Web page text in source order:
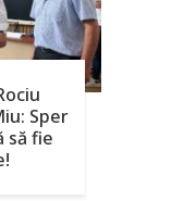
Sper
să fie